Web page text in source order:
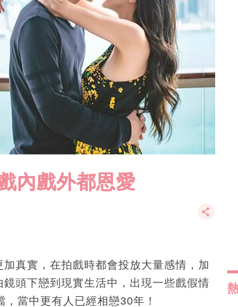
內戲外都恩愛
真實，在拍戲時都會投放大量感情，加
鏡頭下戀到現實生活中，出現一些戲假情
當中更有人已經相戀30年！